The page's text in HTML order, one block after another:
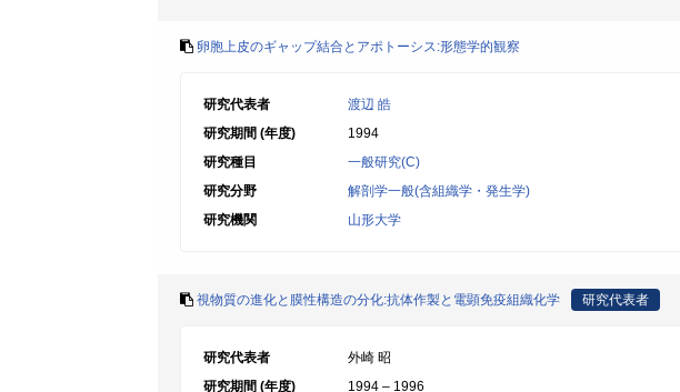
卵胞上皮のギャップ結合とアポトーシス:形態学的観察
研究代表者
渡辺 皓
研究期間 (年度)
1994
研究種目
一般研究(C)
研究分野
解剖学一般(含組織学・発生学)
研究機関
山形大学
視物質の進化と膜性構造の分化:抗体作製と電顕免疫組織化学 研究代表者
研究代表者
外崎 昭
研究期間 (年度)
1994 – 1996